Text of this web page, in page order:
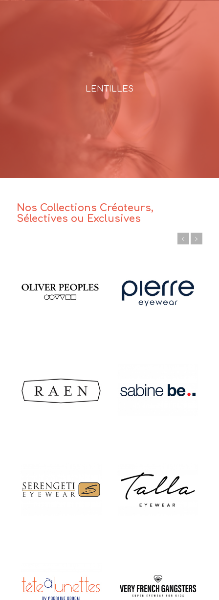
LENTILLES
Nos Collections Créateurs,
Sélectives ou Exclusives